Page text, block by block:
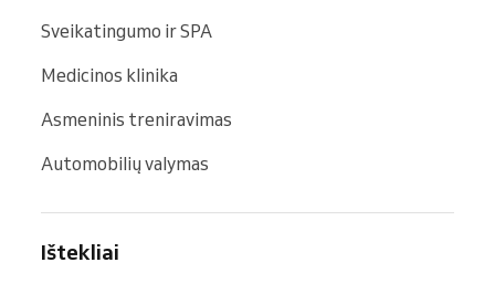
Sveikatingumo ir SPA
Medicinos klinika
Asmeninis treniravimas
Automobilių valymas
Ištekliai